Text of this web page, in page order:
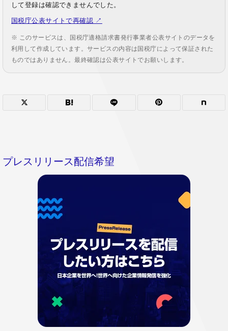
して登録は確認できませんでした。
国税庁公表サイトで再確認 ↗
※ このサービスは、国税庁適格請求書発行事業者公表サイトのデータを
利用して作成しています。サービスの内容は国税庁によって保証された
ものではありません。最終確認は公表サイトでお願いします。
プレスリリース配信希望